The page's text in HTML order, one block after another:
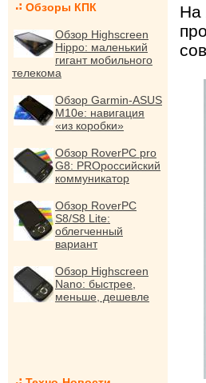
Обзоры КПК
Обзор Highscreen
Hippo: маленький
гигант мобильного
телекома
Обзор Garmin-ASUS
M10e: навигация
«из коробки»
Обзор RoverPC pro
G8: PROроссийский
коммуникатор
Обзор RoverPC
S8/S8 Lite:
облегченный
вариант
Обзор Highscreen
Nano: быстрее,
меньше, дешевле
На